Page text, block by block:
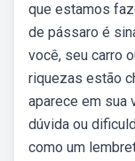
que estamos
de pássaro é
você, seu carro
riquezas estão
aparece em sua
dúvida ou
como um